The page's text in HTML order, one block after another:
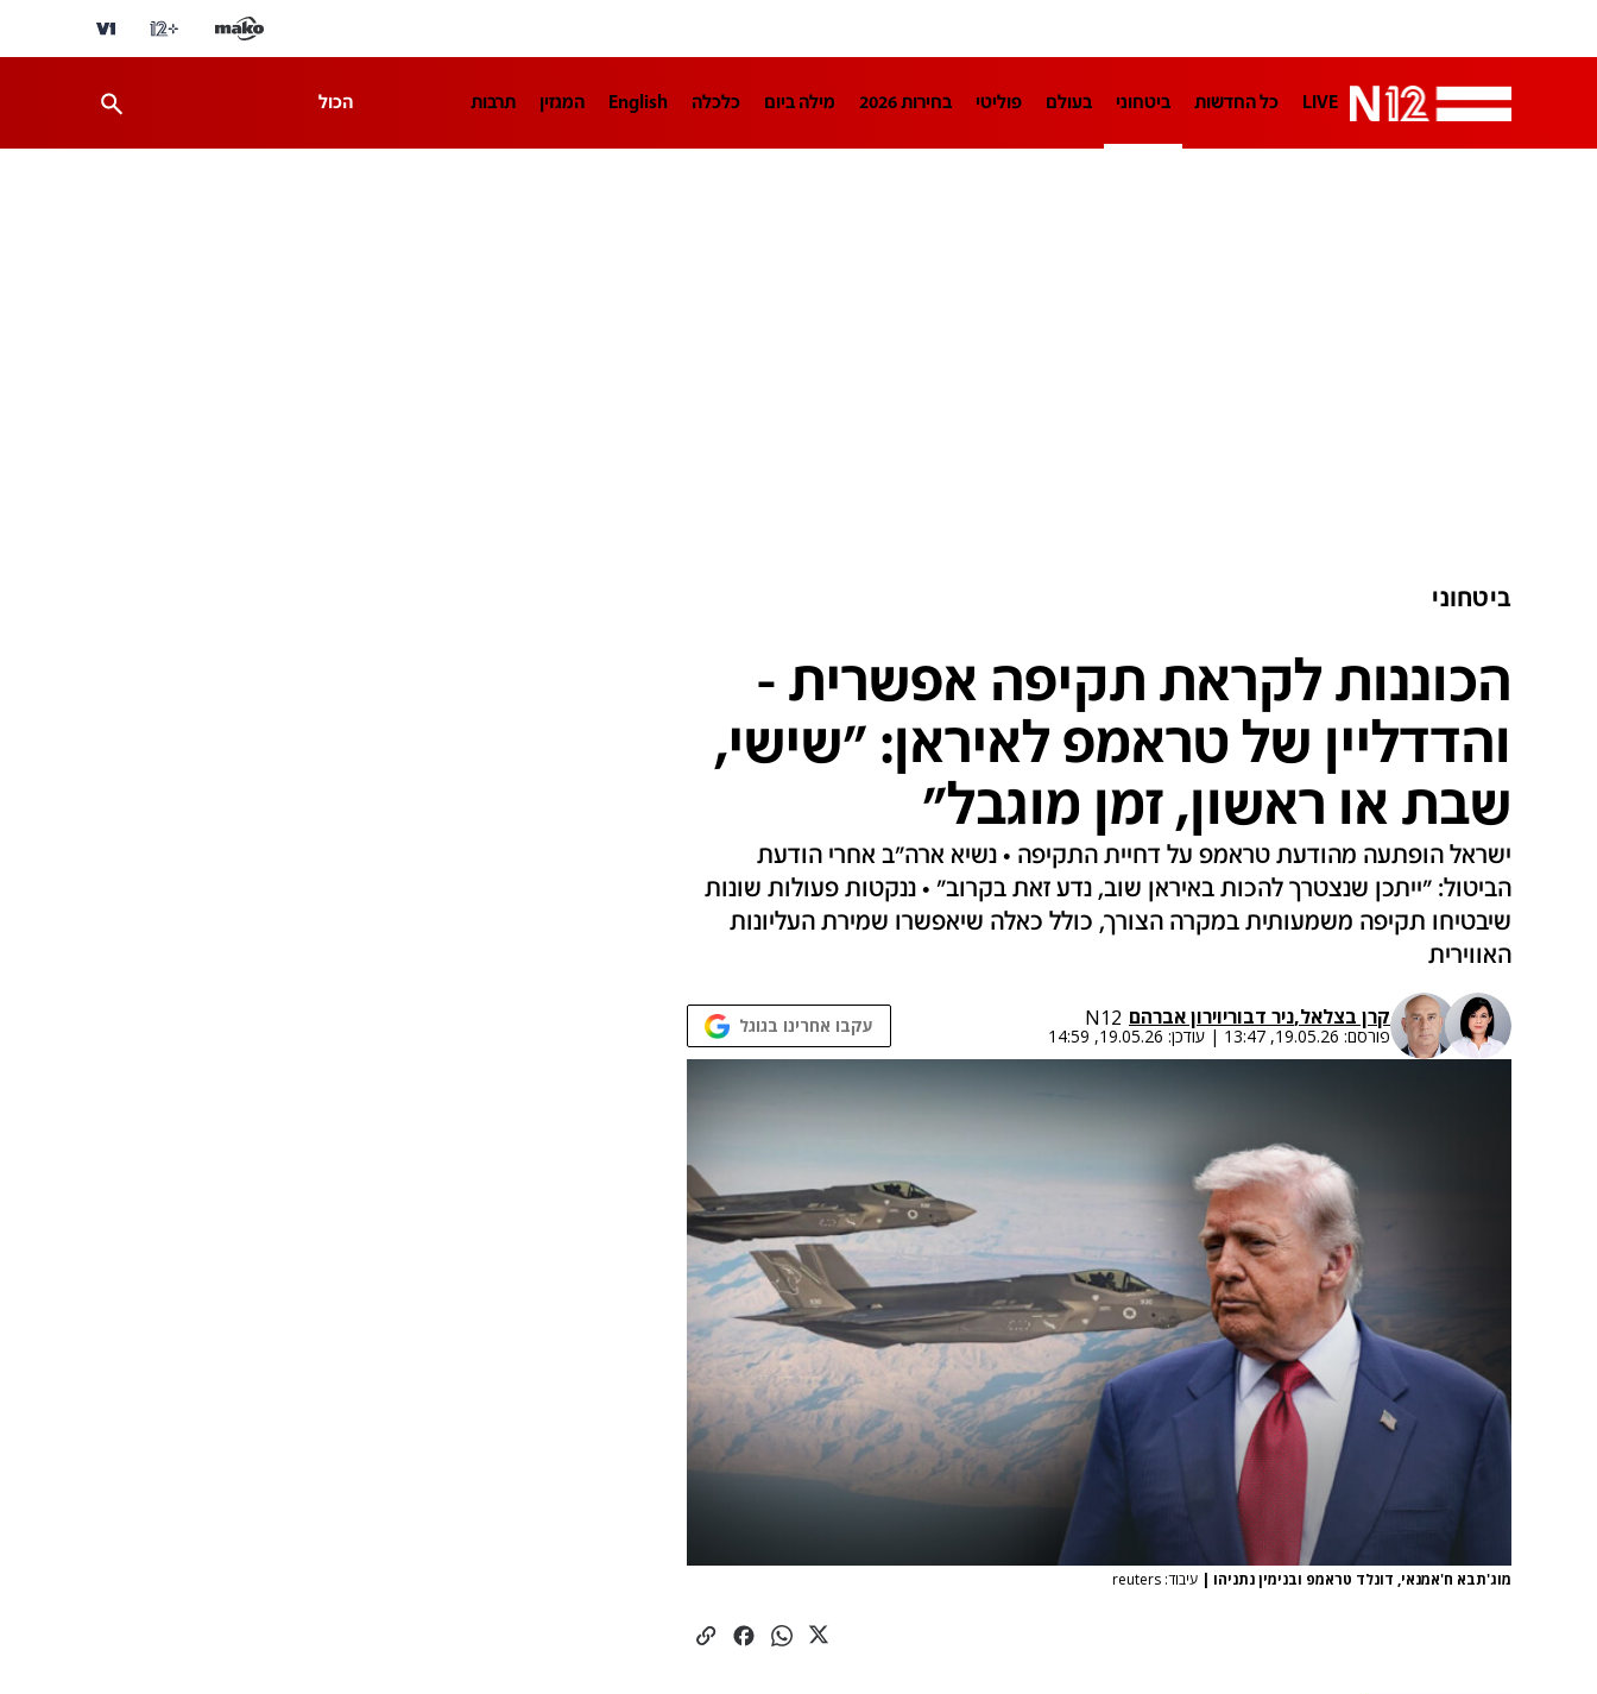
LIVE כל החדשות ביטחוני בעולם פוליטי בחירות 2026 מילה ביום כלכלה English המגזין תרבות הכול
ביטחוני
הכוננות לקראת תקיפה אפשרית -
והדדליין של טראמפ לאיראן: "שישי,
שבת או ראשון, זמן מוגבל"
ישראל הופתעה מהודעת טראמפ על דחיית התקיפה • נשיא ארה"ב אחרי הודעת
הביטול: "ייתכן שנצטרך להכות באיראן שוב, נדע זאת בקרוב" • ננקטות פעולות שונות
שיבטיחו תקיפה משמעותית במקרה הצורך, כולל כאלה שיאפשרו שמירת העליונות
האווירית
קרן בצלאל,ניר דבוריוירון אברהם N12
פורסם: 19.05.26, 13:47
| עודכן: 19.05.26, 14:59 עקבו אחרינו בגוגל
מוג'תבא ח'אמנאי, דונלד טראמפ ובנימין נתניהו | עיבוד: reuters